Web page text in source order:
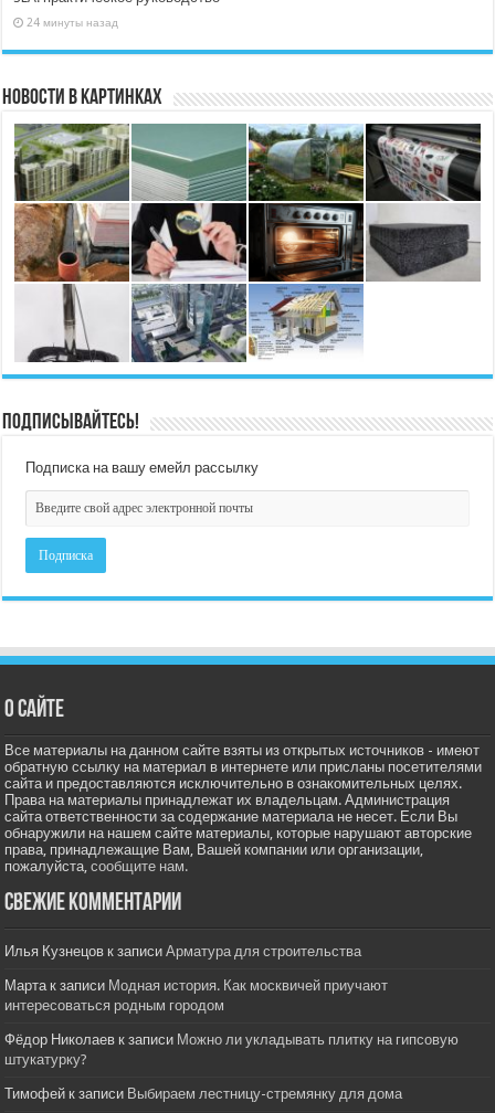
24 минуты назад
Новости в картинках
Подписывайтесь!
Подписка на вашу емейл рассылку
О сайте
Все материалы на данном сайте взяты из открытых источников - имеют
обратную ссылку на материал в интернете или присланы посетителями
сайта и предоставляются исключительно в ознакомительных целях.
Права на материалы принадлежат их владельцам. Администрация
сайта ответственности за содержание материала не несет. Если Вы
обнаружили на нашем сайте материалы, которые нарушают авторские
права, принадлежащие Вам, Вашей компании или организации,
пожалуйста,сообщите нам.
Свежие комментарии
Илья Кузнецов к записиАрматура для строительства
Мартак записи Модная история. Как москвичей приучают
интересоваться родным городом
Фёдор Николаев к записи Можно ли укладывать плитку на гипсовую
штукатурку?
Тимофей к записи Выбираем лестницу-стремянку для дома